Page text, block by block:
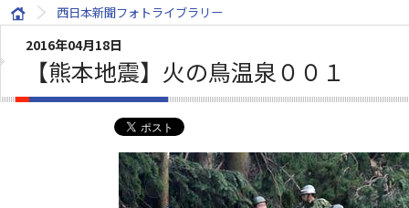
西日本新聞フォトライブラリー
2016年04月18日
【熊本地震】火の鳥温泉００１